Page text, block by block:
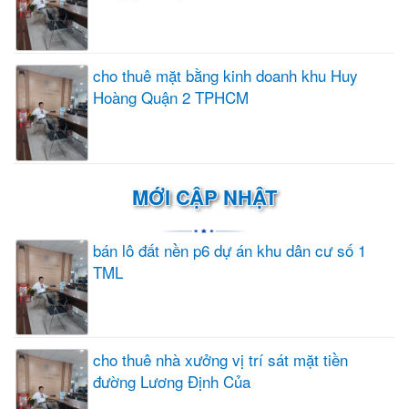
cho thuê mặt bằng kinh doanh khu Huy
Hoàng Quận 2 TPHCM
MỚI CẬP NHẬT
bán lô đất nền p6 dự án khu dân cư số 1
TML
cho thuê nhà xưởng vị trí sát mặt tiền
đường Lương Định Của